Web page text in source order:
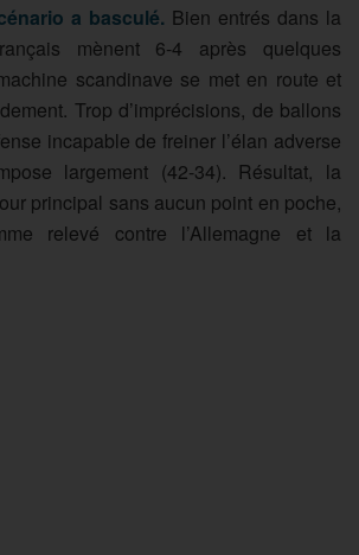
a basculé. Bien entrés dans la
mènent 6-4 après quelques
scandinave se met en route et
Trop d’imprécisions, de ballons
incapable de freiner l’élan adverse
largement (42-34). Résultat, la
principal sans aucun point en poche,
relevé contre l’Allemagne et la